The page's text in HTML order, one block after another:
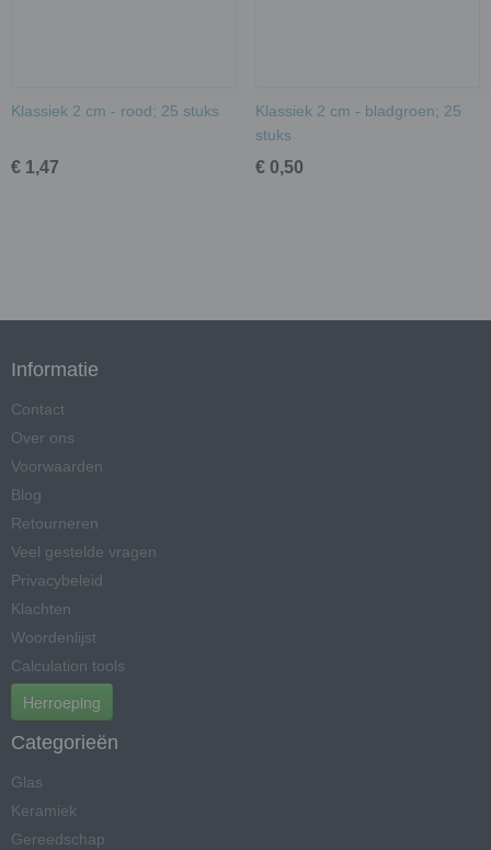
Klassiek 2 cm - rood; 25 stuks
€ 1,47
Klassiek 2 cm - bladgroen; 25
stuks
€ 0,50
Informatie
Contact
Over ons
Voorwaarden
Blog
Retourneren
Veel gestelde vragen
Privacybeleid
Klachten
Woordenlijst
Calculation tools
Herroeping
Categorieën
Glas
Keramiek
Gereedschap